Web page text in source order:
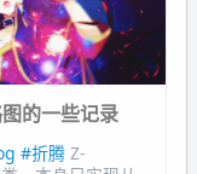
的一些记录
#折腾 Z-